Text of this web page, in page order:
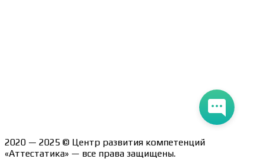
Лицензия на образовательную деятельность Л035-
2020 — 2025 © Центр развития компетенций
«Аттестатика» — все права защищены.